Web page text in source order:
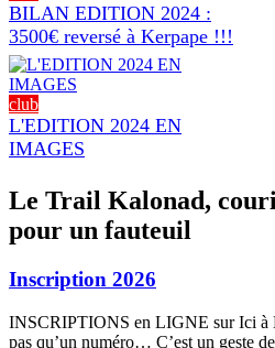
BILAN EDITION 2024 :
3500€ reversé à Kerpape !!!
club
L'EDITION 2024 EN
IMAGES
Le Trail Kalonad,
pour un fauteuil
Inscription 2026
INSCRIPTIONS en LIGNE sur Ici à
pas qu’un numéro… C’est un geste